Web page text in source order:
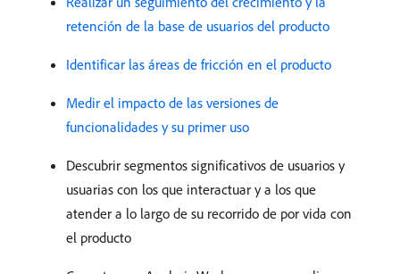
retención de la base de usuarios del producto
Identificar las áreas de fricción en el producto
Medir el impacto de las versiones de
funcionalidades y su primer uso
Descubrir segmentos significativos de usuarios y
usuarias con los que interactuar y a los que
atender a lo largo de su recorrido de por vida con
el producto